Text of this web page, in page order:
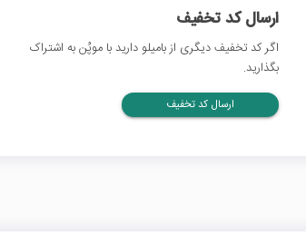
ارسال کد تخفیف
اگر کد تخفیف دیگری از بامیلو دارید با موپُن به اشتراک
بگذارید.
ارسال کد تخفیف